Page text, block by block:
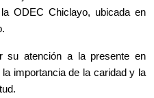
ODEC Chiclayo, ubicada en
su atención a la presente en
importancia de la caridad y la